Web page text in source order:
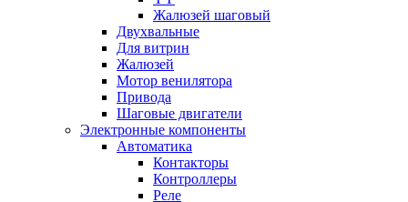
Жалюзей шаговый
Двухвальные
Для витрин
Жалюзей
Мотор венилятора
Привода
Шаговые двигатели
Электронные компоненты
Автоматика
Контакторы
Контроллеры
Реле